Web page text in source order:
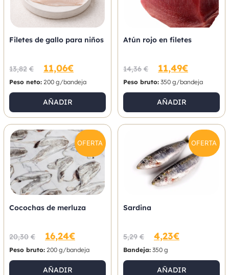
Filetes de gallo para niños
13,82 € 11,06€
Peso neto: 200 g/bandeja
AÑADIR
Atún rojo en filetes
14,36 € 11,49€
Peso bruto: 350 g/bandeja
AÑADIR
OFERTA
Cocochas de merluza
20,30 € 16,24€
Peso bruto: 200 g/bandeja
AÑADIR
OFERTA
Sardina
5,29 € 4,23€
Bandeja: 350 g
AÑADIR